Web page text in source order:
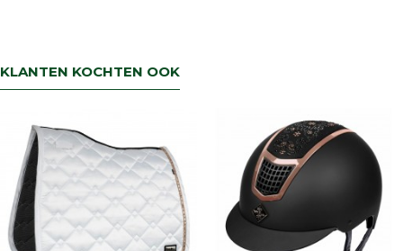
KLANTEN KOCHTEN OOK